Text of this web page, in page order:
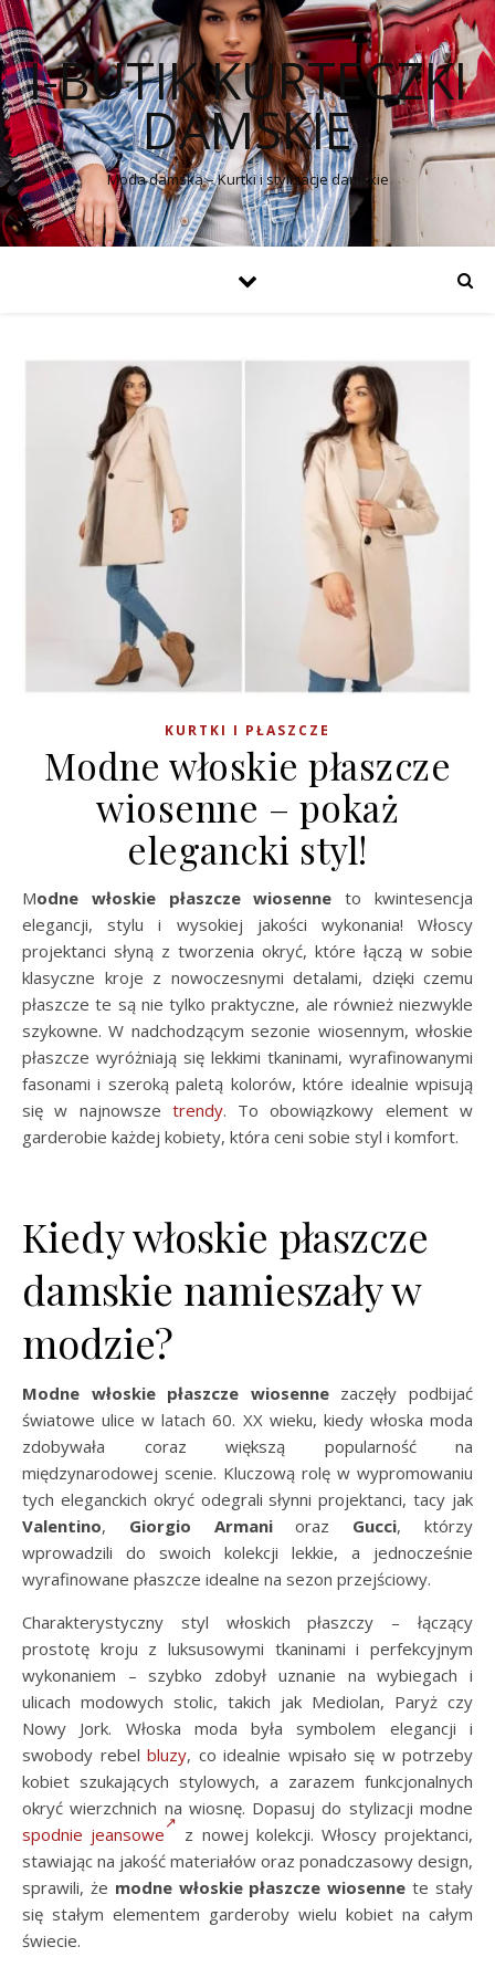
I-BUTIK KURTECZKI
DAMSKIE
Moda damska – Kurtki i stylizacje damskie
KURTKI I PŁASZCZE
Modne włoskie płaszcze
wiosenne – pokaż
elegancki styl!
Modne włoskie płaszcze wiosenne to kwintesencja
elegancji, stylu i wysokiej jakości wykonania! Włoscy
projektanci słyną z tworzenia okryć, które łączą w sobie
klasyczne kroje z nowoczesnymi detalami, dzięki czemu
płaszcze te są nie tylko praktyczne, ale również niezwykle
szykowne. W nadchodzącym sezonie wiosennym, włoskie
płaszcze wyróżniają się lekkimi tkaninami, wyrafinowanymi
fasonami i szeroką paletą kolorów, które idealnie wpisują
się w najnowsze trendy. To obowiązkowy element w
garderobie każdej kobiety, która ceni sobie styl i komfort.
Kiedy włoskie płaszcze
damskie namieszały w
modzie?
Modne włoskie płaszcze wiosennezaczęły podbijać
światowe ulice w latach 60. XX wieku, kiedy włoska moda
zdobywała coraz większą popularność na
międzynarodowej scenie. Kluczową rolę w wypromowaniu
tych eleganckich okryć odegrali słynni projektanci, tacy jak
Valentino, Giorgio Armanioraz Gucci, którzy
wprowadzili do swoich kolekcji lekkie, a jednocześnie
wyrafinowane płaszcze idealne na sezon przejściowy.
Charakterystyczny styl włoskich płaszczy – łączący
prostotę kroju z luksusowymi tkaninami i perfekcyjnym
wykonaniem – szybko zdobył uznanie na wybiegach i
ulicach modowych stolic, takich jak Mediolan, Paryż czy
Nowy Jork. Włoska moda była symbolem elegancji i
swobody rebel bluzy, co idealnie wpisało się w potrzeby
kobiet szukających stylowych, a zarazem funkcjonalnych
okryć wierzchnich na wiosnę. Dopasuj do stylizacji modne
spodnie jeansowe
z nowej kolekcji. Włoscy projektanci,
stawiając na jakość materiałów oraz ponadczasowy design,
sprawili, że modne włoskie płaszcze wiosenne te stały
się stałym elementem garderoby wielu kobiet na całym
świecie.